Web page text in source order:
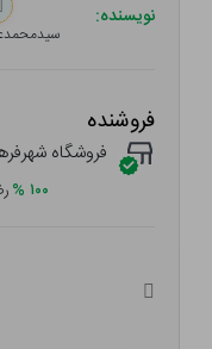
نویسنده:
فروشنده
فروشگاه
۱۰۰ %